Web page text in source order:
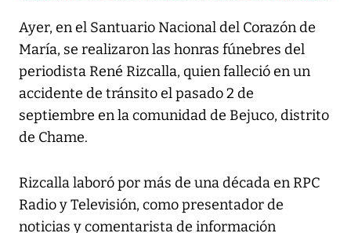
Ayer, en el Santuario Nacional del Corazón de
María, se realizaron las honras fúnebres del
periodista René Rizcalla, quien falleció en un
accidente de tránsito el pasado 2 de
septiembre en la comunidad de Bejuco, distrito
de Chame.
Rizcalla laboró por más de una década en RPC
Radio y Televisión, como presentador de
noticias y comentarista de información